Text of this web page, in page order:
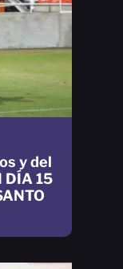
y del
DÍA 15